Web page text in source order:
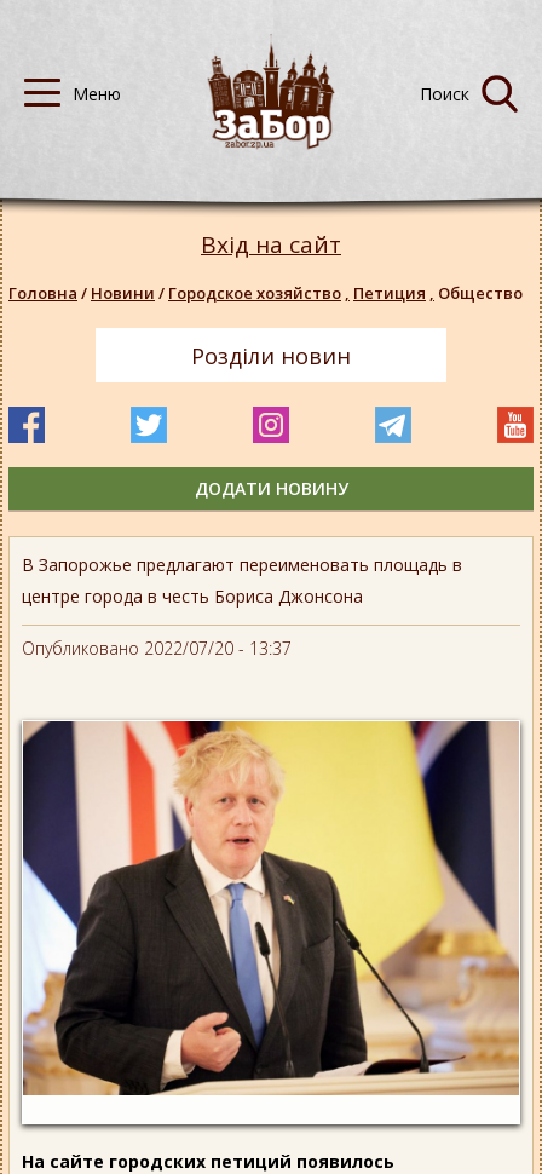
В Запорожье предлагают переименовать площадь в
центре города в честь Бориса Джонсона
Опубликовано 2022/07/20 - 13:37
На сайте городских петиций появилось
Вхід на сайт
Головна / Новини / Городское хозяйство , Петиция , Общество
Розділи новин
ДОДАТИ НОВИНУ